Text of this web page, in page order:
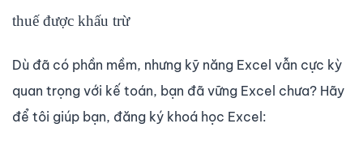
thuế được khấu trừ
Dù đã có phần mềm, nhưng kỹ năng Excel vẫn cực kỳ
quan trọng với kế toán, bạn đã vững Excel chưa? Hãy
để tôi giúp bạn, đăng ký khoá học Excel: